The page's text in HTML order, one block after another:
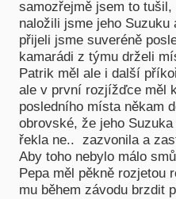
samozřejmě jsem to
naložili jsme jeho
přijeli jsme suveréně
kamarádi z týmu drželi
Patrik měl ale i další
ale v první rozjížďce měl
posledního místa někam
obrovské, že jeho
řekla ne.. zazvonila a
Aby toho nebylo málo
Pepa měl pěkně rozjetou
mu během závodu brzdit